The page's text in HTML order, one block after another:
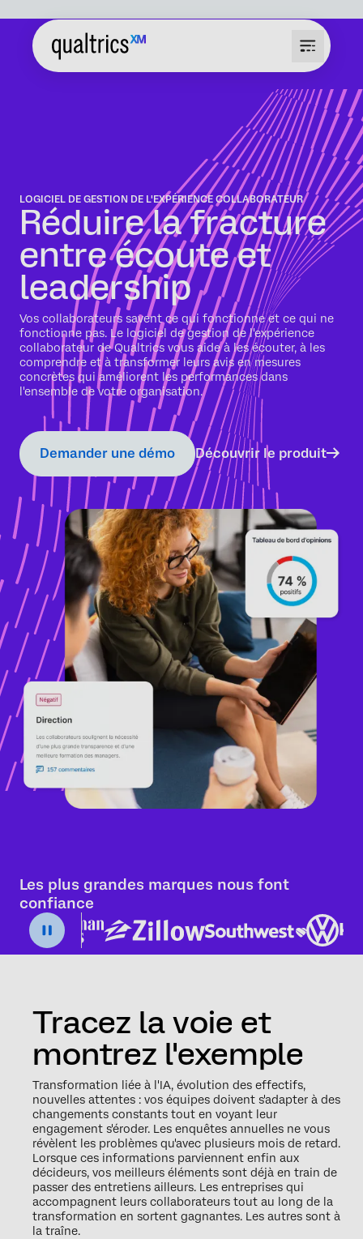
LOGICIEL DE GESTION DE L'EXPÉRIENCE COLLABORATEUR
Réduire la fracture
entre écoute et
leadership
Vos collaborateurs savent ce qui fonctionne et ce qui ne
fonctionne pas. Le logiciel de gestion de l'expérience
collaborateur de Qualtrics vous aide à les écouter, à les
comprendre et à transformer leurs avis en mesures
concrètes qui améliorent les performances dans
l'ensemble de votre organisation.
Demander une démo Découvrir le produit
Les plus grandes marques nous font
confiance
Tracez la voie et
montrez l'exemple
Transformation liée à l'IA, évolution des effectifs,
nouvelles attentes : vos équipes doivent s'adapter à des
changements constants tout en voyant leur
engagement s'éroder. Les enquêtes annuelles ne vous
révèlent les problèmes qu'avec plusieurs mois de retard.
Lorsque ces informations parviennent enfin aux
décideurs, vos meilleurs éléments sont déjà en train de
passer des entretiens ailleurs. Les entreprises qui
accompagnent leurs collaborateurs tout au long de la
transformation en sortent gagnantes. Les autres sont à
la traîne.